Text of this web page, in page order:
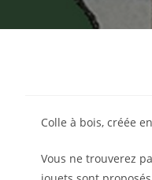
Colle à bois, créée
Vous ne trouverez